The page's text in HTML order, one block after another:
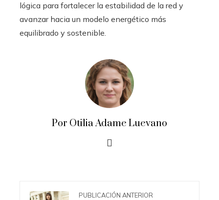
lógica para fortalecer la estabilidad de la red y
avanzar hacia un modelo energético más
equilibrado y sostenible.
Por Otilia Adame Luevano
PUBLICACIÓN ANTERIOR